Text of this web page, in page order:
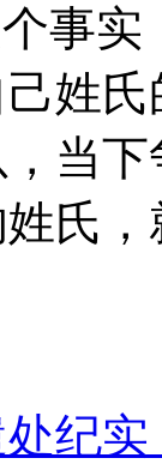
事
姓
当
氏
纪实